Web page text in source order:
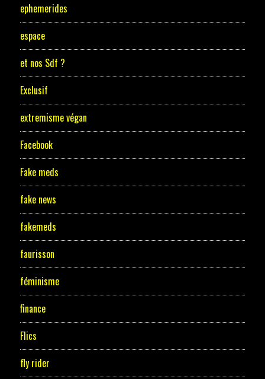
ephemerides
espace
et nos Sdf ?
Exclusif
extremisme végan
Facebook
Fake meds
fake news
fakemeds
faurisson
féminisme
finance
Flics
fly rider